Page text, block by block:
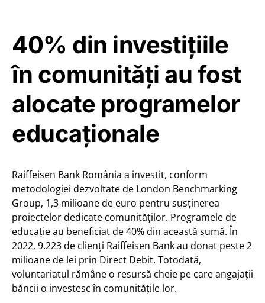
40% din investițiile
în comunități au fost
alocate programelor
educaționale
Raiffeisen Bank România a investit, conform
metodologiei dezvoltate de London Benchmarking
Group, 1,3 milioane de euro pentru susținerea
proiectelor dedicate comunităților. Programele de
educație au beneficiat de 40% din această sumă. În
2022, 9.223 de clienți Raiffeisen Bank au donat peste 2
milioane de lei prin Direct Debit. Totodată,
voluntariatul rămâne o resursă cheie pe care angajații
băncii o investesc în comunitățile lor.